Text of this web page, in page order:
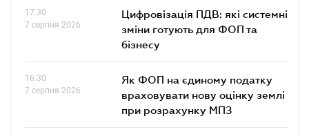
17.30
7 серпня 2026
Цифровізація ПДВ: які системні
зміни готують для ФОП та
бізнесу
16.30
7 серпня 2026
Як ФОП на єдиному податку
враховувати нову оцінку землі
при розрахунку МПЗ